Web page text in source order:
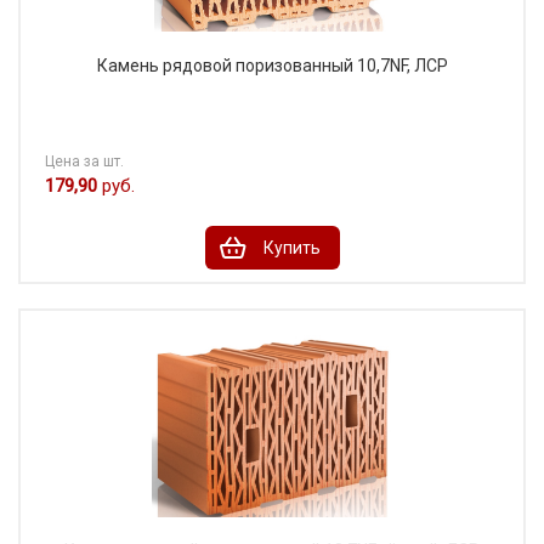
Камень рядовой поризованный 10,7NF, ЛСР
Цена за шт.
179,90 руб.
Купить